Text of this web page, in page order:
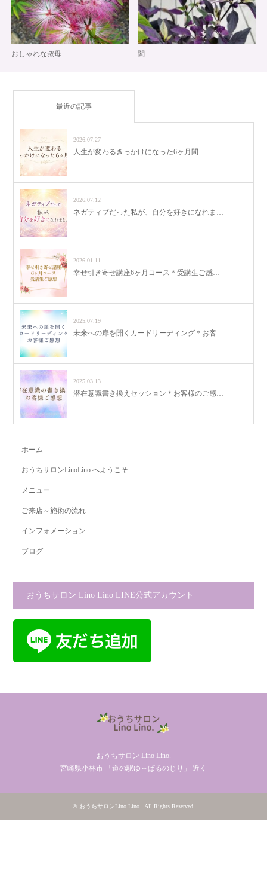
おしゃれな叔母 闇
最近の記事
2026.07.27
人生が変わるきっかけになった6ヶ月間
2026.07.12
ネガティブだった私が、自分を好きになれま…
2026.01.11
幸せ引き寄せ講座6ヶ月コース＊受講生ご感…
2025.07.19
未来への扉を開くカードリーディング＊お客…
2025.03.13
潜在意識書き換えセッション＊お客様のご感…
ホーム
おうちサロンLinoLino.へようこそ
メニュー
ご来店～施術の流れ
インフォメーション
ブログ
おうちサロン Lino Lino LINE公式アカウント
おうちサロン Lino Lino.
宮崎県小林市 「道の駅ゆ～ぱるのじり」 近く
© おうちサロンLino Lino. . All Rights Reserved.